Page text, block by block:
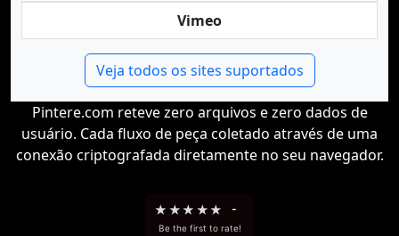
Vimeo
Veja todos os sites suportados
Pintere.com reteve zero arquivos e zero dados de
usuário. Cada fluxo de peça coletado através de uma
conexão criptografada diretamente no seu navegador.
★ ★★ ★★ -
Be the first to rate!